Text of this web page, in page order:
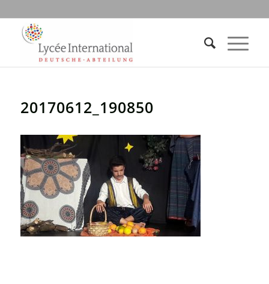
20170612_190850